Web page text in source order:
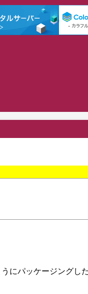
にパッケージングし